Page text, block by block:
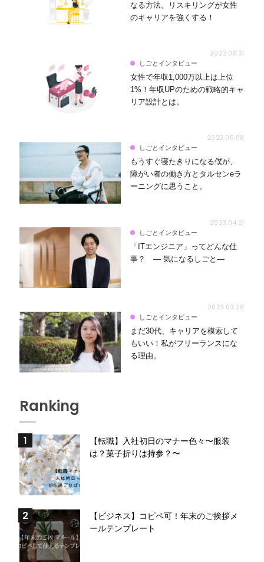
なる方法。リスキリングが女性
のキャリアを強くする！
しごとインタビュー
2023.08.31
女性で年収1,000万以上は上位
1%！年収UPのための戦略的キャ
リア設計とは。
しごとインタビュー
2023.05.08
もうすぐ寝たきりになる僕が、
障がい者の働き方とタルセンeラ
ーニングに思うこと。
しごとインタビュー
2023.04.21
「ITエンジニア」ってどんな仕
事？ ― 気になるしごと―
しごとインタビュー
2023.03.28
まだ30代、キャリアを模索して
もいい！私がフリーランスにな
る理由。
Ranking
【転職】入社初日のマナー色々〜服装
は？菓子折りは持参？〜
【ビジネス】コピペ可！年末のご挨拶メ
ールテンプレート